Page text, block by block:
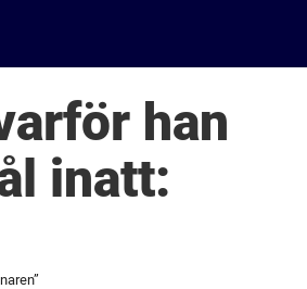
han
inatt: